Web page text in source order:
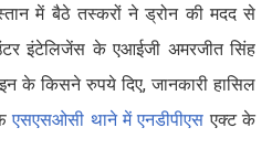
में बैठे तस्करों ने ड्रोन की मदद से
इंटेलिजेंस के एआईजी अमरजीत सिंह
के किसने रुपये दिए, जानकारी हासिल
एसएसओसी थाने में एनडीपीएस एक्ट के